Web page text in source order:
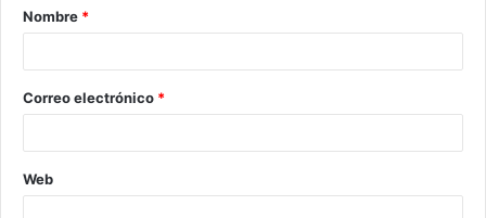
Nombre *
Correo electrónico *
Web